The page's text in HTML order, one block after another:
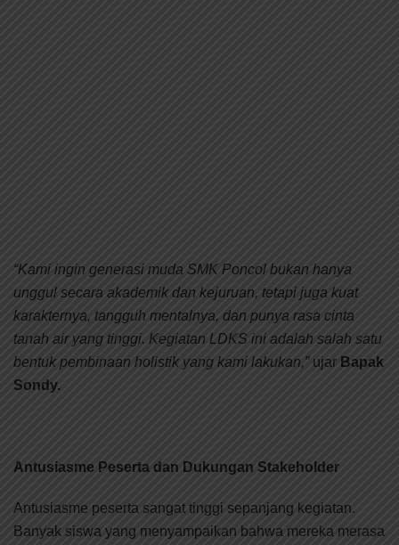
“Kami ingin generasi muda SMK Poncol bukan hanya
unggul secara akademik dan kejuruan, tetapi juga kuat
karakternya, tangguh mentalnya, dan punya rasa cinta
tanah air yang tinggi. Kegiatan LDKS ini adalah salah satu
bentuk pembinaan holistik yang kami lakukan,”ujar Bapak
Sondy.
Antusiasme Peserta dan Dukungan Stakeholder
Antusiasme peserta sangat tinggi sepanjang kegiatan.
Banyak siswa yang menyampaikan bahwa mereka merasa